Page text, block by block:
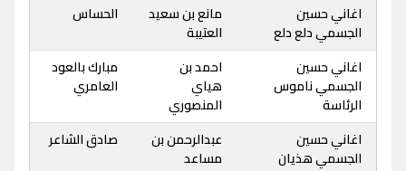
اغاني حسين
الجسمي دلع دلع
مانع بن سعيد
العتيبة
الحساس
اغاني حسين
الجسمي ناموس
الرئاسة
احمد بن
هياي
المنصوري
مبارك بالعود
العامري
اغاني حسين
الجسمي هذيان
عبدالرحمن بن
مساعد
صادق الشاعر